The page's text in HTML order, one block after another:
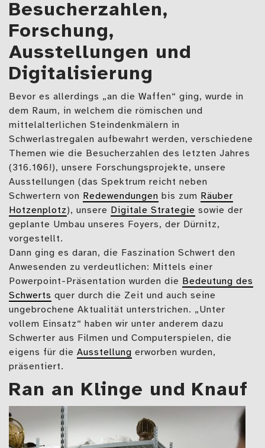
Besucherzahlen,
Forschung,
Ausstellungen und
Digitalisierung
Bevor es allerdings „an die Waffen“ ging, wurde in
dem Raum, in welchem die römischen und
mittelalterlichen Steindenkmälern in
Schwerlastregalen aufbewahrt werden, verschiedene
Themen wie die Besucherzahlen des letzten Jahres
(316.106!), unsere Forschungsprojekte, unsere
Ausstellungen (das Spektrum reicht neben
Schwertern von Redewendungen bis zum Räuber
Hotzenplotz), unsere Digitale Strategie sowie der
geplante Umbau unseres Foyers, der Dürnitz,
vorgestellt.
Dann ging es daran, die Faszination Schwert den
Anwesenden zu verdeutlichen: Mittels einer
Powerpoint-Präsentation wurden die Bedeutung des
Schwerts quer durch die Zeit und auch seine
ungebrochene Aktualität unterstrichen. „Unter
vollem Einsatz“ haben wir unter anderem dazu
Schwerter aus Filmen und Computerspielen, die
eigens für die Ausstellung erworben wurden,
präsentiert.
Ran an Klinge und Knauf